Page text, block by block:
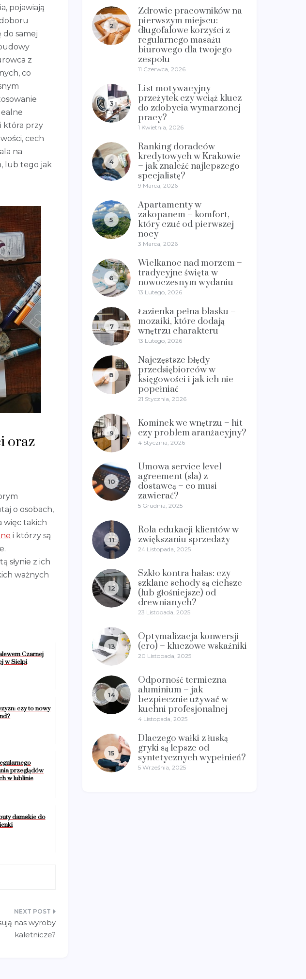
pojawiają
do samej
z
co
która przy
cech
na
lub tego jak
oraz
o osobach,
więc takich
i którzy są
słynie z ich
ważnych
Czarnej
w Sielpi
czy to nowy
przeglądów
w lublinie
damskie do
nas wyroby
kaletnicze?
2
Zdrowie pracowników na
pierwszym miejscu:
długofalowe korzyści z
regularnego masażu
biurowego dla twojego
zespołu
11 Czerwca, 2026
3
List motywacyjny –
przeżytek czy wciąż klucz
do zdobycia wymarzonej
pracy?
1 Kwietnia, 2026
4
Ranking doradców
kredytowych w Krakowie
– jak znaleźć najlepszego
specjalistę?
9 Marca, 2026
5
Apartamenty w
zakopanem – komfort,
który czuć od pierwszej
nocy
3 Marca, 2026
6
Wielkanoc nad morzem –
tradycyjne święta w
nowoczesnym wydaniu
13 Lutego, 2026
7
Łazienka pełna blasku –
mozaiki, które dodają
wnętrzu charakteru
13 Lutego, 2026
8
Najczęstsze błędy
przedsiębiorców w
księgowości i jak ich nie
popełniać
21 Stycznia, 2026
9
Kominek we wnętrzu – hit
czy problem aranżacyjny?
4 Stycznia, 2026
10
Umowa service level
agreement (sla) z
dostawcą – co musi
zawierać?
5 Grudnia, 2025
11
Rola edukacji klientów w
zwiększaniu sprzedaży
24 Listopada, 2025
12
Szkło kontra hałas: czy
szklane schody są cichsze
(lub głośniejsze) od
drewnianych?
23 Listopada, 2025
13
Optymalizacja konwersji
(cro) – kluczowe wskaźniki
20 Listopada, 2025
14
Odporność termiczna
aluminium – jak
bezpiecznie używać w
kuchni profesjonalnej
4 Listopada, 2025
15
Dlaczego wałki z łuską
gryki są lepsze od
syntetycznych wypełnień?
5 Września, 2025